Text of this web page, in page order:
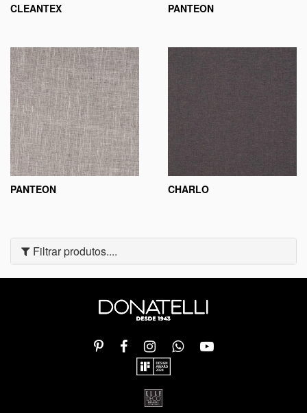
CLEANTEX PANTEON
PANTEON CHARLO
Filtrar produtos....